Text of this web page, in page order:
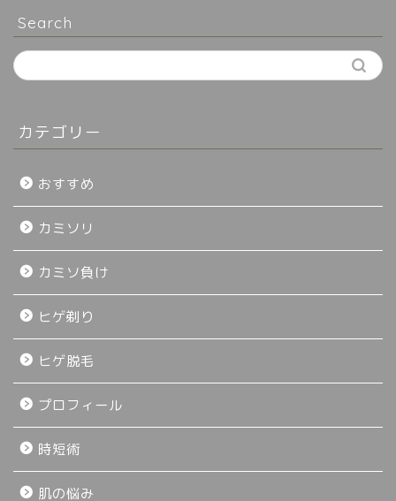
Search
カテゴリー
おすすめ
カミソリ
カミソ負け
ヒゲ剃り
ヒゲ脱毛
プロフィール
時短術
肌の悩み